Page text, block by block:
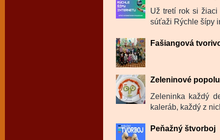
Už tretí rok si
súťaži Rýchle šípy
Fašiangová
Zeleninové
Zeleninka každý
kaleráb, každý z
Peňažný štvorboj